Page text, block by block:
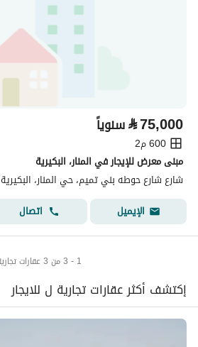
⃁75,000 سنوياً
600 م2
مبنى معرض للإيجار في المنار، البكيرية
شارع شارع حوطه بني تميم، حي المنار، البكيرية
الإيميل
اتصال
1 - 3 من 3 عقارات تجارية
إكتشف أكثر عقارات تجارية ل للايجار